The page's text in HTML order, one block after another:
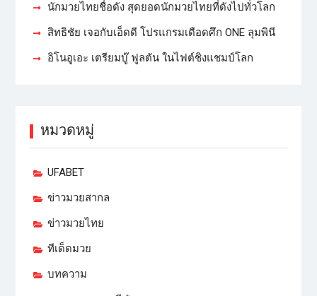
นักมวยไทยชื่อดัง สุดยอดนักมวยไทยที่ดังไปทั่วโลก
สิทธิชัย เจอกับเอ็ดดี โปรแกรมเดือดศึก ONE ลุมพินี
อิโนอูเอะ เตรียมบู๊ ฟูลตัน ในไฟต์ชิงแชมป์โลก
หมวดหมู่
UFABET
ข่าวมวยสากล
ข่าวมวยไทย
ทีเด็ดมวย
บทความ